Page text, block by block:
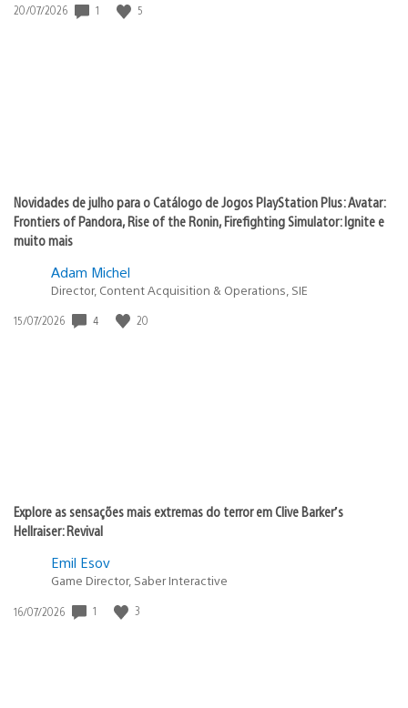
Data
20/07/2026 1 5
Novidades de julho para o Catálogo de Jogos PlayStation Plus: Avatar:
Frontiers of Pandora, Rise of the Ronin, Firefighting Simulator: Ignite e
muito mais
Adam Michel
Director, Content Acquisition & Operations, SIE
Data
15/07/2026 4 20
Explore as sensações mais extremas do terror em Clive Barker’s
Hellraiser: Revival
Emil Esov
Game Director, Saber Interactive
Data
16/07/2026 1 3